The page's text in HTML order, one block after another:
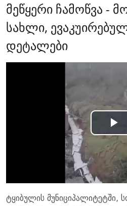
მეწყერი ჩამოწვა -
სახლი,
დეტალები
ტყი­ბუ­ლის მუ­ნი­ცი­პა­ლი­ტეტ­ში,